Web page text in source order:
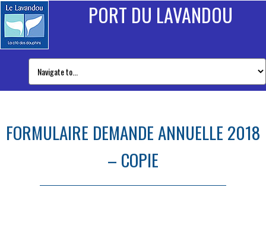
PORT DU LAVANDOU
FORMULAIRE DEMANDE ANNUELLE 2018
– COPIE